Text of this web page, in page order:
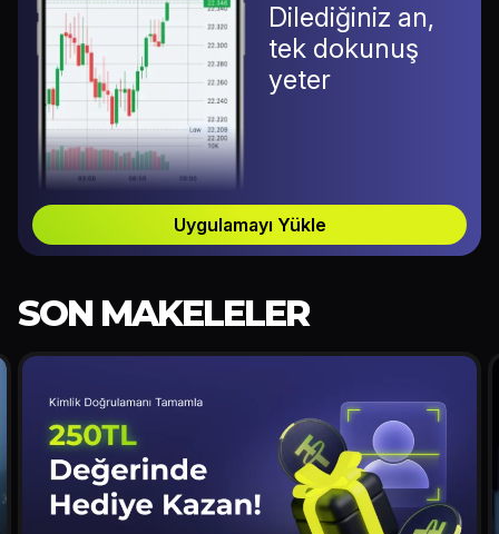
Dilediğiniz an,
tek dokunuş
yeter
Uygulamayı Yükle
SON MAKELELER